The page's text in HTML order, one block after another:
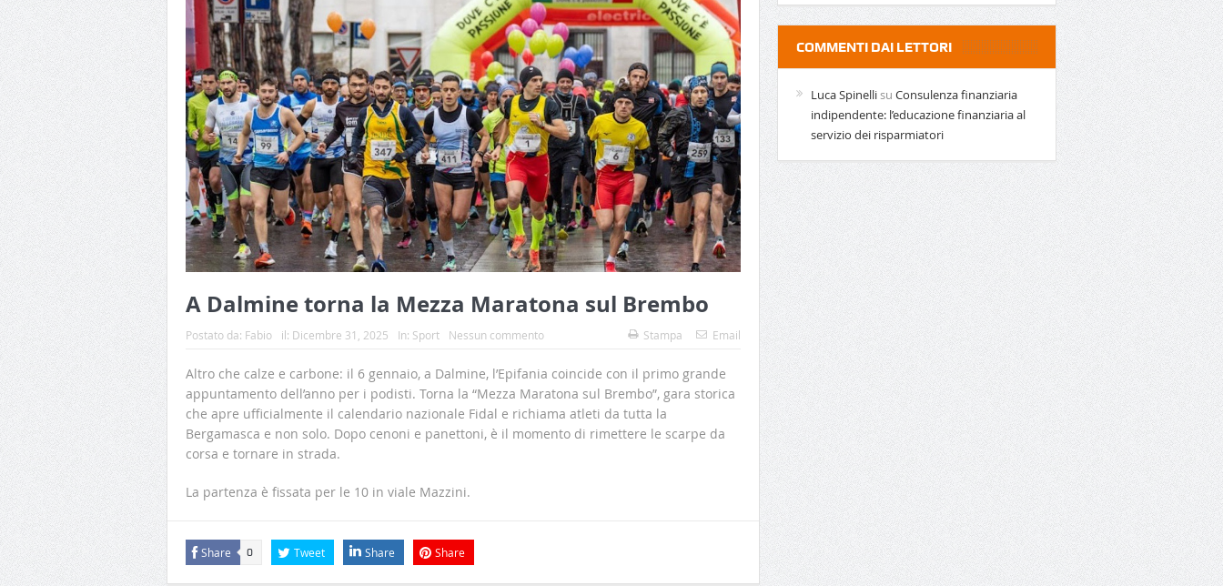
A Dalmine torna la Mezza Maratona sul Brembo
Postato da: Fabio il: Dicembre 31, 2025 In: Sport Nessun commento Stampa Email
Altro che calze e carbone: il 6 gennaio, a Dalmine, l’Epifania coincide con il primo grande
appuntamento dell’anno per i podisti. Torna la “Mezza Maratona sul Brembo”, gara storica
che apre ufficialmente il calendario nazionale Fidal e richiama atleti da tutta la
Bergamasca e non solo. Dopo cenoni e panettoni, è il momento di rimettere le scarpe da
corsa e tornare in strada.
La partenza è fissata per le 10 in viale Mazzini.
Share 0 Tweet Share Share
COMMENTI DAI LETTORI
Luca Spinellisu Consulenza finanziaria
indipendente: l’educazione finanziaria al
servizio dei risparmiatori